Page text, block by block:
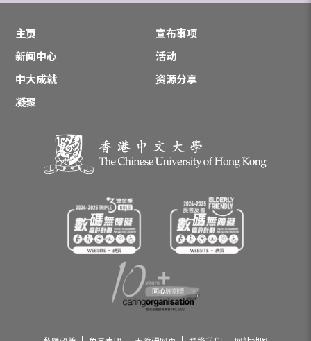
主页
宣布事项
新闻中心
活动
中大成就
资源分享
凝聚